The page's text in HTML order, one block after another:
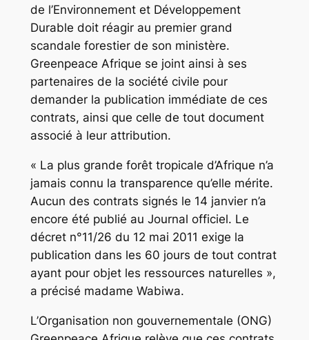
de l’Environnement et Développement
Durable doit réagir au premier grand
scandale forestier de son ministère.
Greenpeace Afrique se joint ainsi à ses
partenaires de la société civile pour
demander la publication immédiate de ces
contrats, ainsi que celle de tout document
associé à leur attribution.
« La plus grande forêt tropicale d’Afrique n’a
jamais connu la transparence qu’elle mérite.
Aucun des contrats signés le 14 janvier n’a
encore été publié au Journal officiel. Le
décret n°11/26 du 12 mai 2011 exige la
publication dans les 60 jours de tout contrat
ayant pour objet les ressources naturelles »,
a précisé madame Wabiwa.
L’Organisation non gouvernementale (ONG)